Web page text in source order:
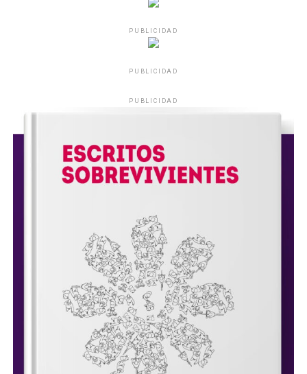
PUBLICIDAD
PUBLICIDAD
PUBLICIDAD